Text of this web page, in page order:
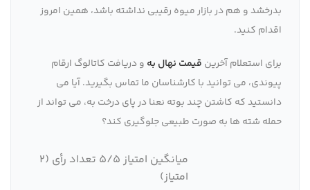
بدرخشد و هم در بازار میوه رقیبی نداشته باشد، همین امروز
اقدام کنید.
برای استعلام آخرین قیمت نهال به و دریافت کاتالوگ ارقام
پیوندی، می توانید با کارشناسان ما تماس بگیرید. آیا می
دانستید که کاشتن چند بوته نعنا در پای درخت به، می تواند از
حمله شته ها به صورت طبیعی جلوگیری کند؟
میانگین امتیاز 5/5 تعداد رأی (2
امتیاز)